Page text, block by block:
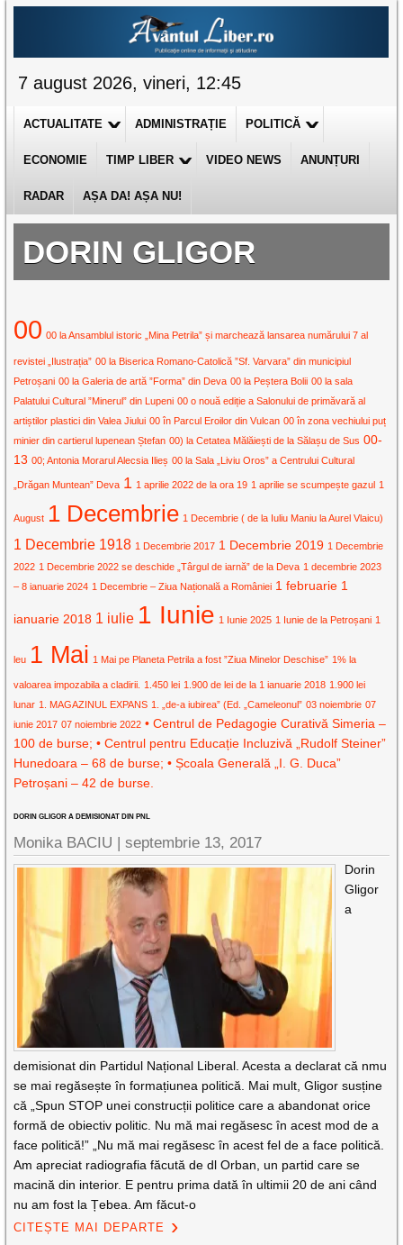
7 august 2026, vineri, 12:45
ACTUALITATE ADMINISTRAȚIE POLITICĂ
ECONOMIE TIMP LIBER VIDEO NEWS ANUNȚURI
RADAR AȘA DA! AȘA NU!
DORIN GLIGOR
00 00 la Ansamblul istoric „Mina Petrila” și marchează lansarea numărului 7 al
revistei „Ilustrația” 00 la Biserica Romano-Catolică ”Sf. Varvara” din municipiul
Petroșani 00 la Galeria de artă ”Forma” din Deva 00 la Peștera Bolii 00 la sala
Palatului Cultural ”Minerul” din Lupeni 00 o nouă ediție a Salonului de primăvară al
artiștilor plastici din Valea Jiului 00 în Parcul Eroilor din Vulcan 00 în zona vechiului puț
minier din cartierul lupenean Ștefan 00) la Cetatea Mălăiești de la Sălașu de Sus 00-
13 00; Antonia Morarul Alecsia Ilieș 00 la Sala „Liviu Oros” a Centrului Cultural
„Drăgan Muntean” Deva 1 1 aprilie 2022 de la ora 19 1 aprilie se scumpește gazul 1
August 1 Decembrie 1 Decembrie ( de la Iuliu Maniu la Aurel Vlaicu)
1 Decembrie 1918 1 Decembrie 2017 1 Decembrie 2019 1 Decembrie
2022 1 Decembrie 2022 se deschide „Târgul de iarnă” de la Deva 1 decembrie 2023
– 8 ianuarie 2024 1 Decembrie – Ziua Națională a României 1 februarie 1
ianuarie 2018 1 iulie 1 Iunie 1 Iunie 2025 1 Iunie de la Petroșani 1
leu 1 Mai 1 Mai pe Planeta Petrila a fost ”Ziua Minelor Deschise” 1% la
valoarea impozabila a cladirii. 1.450 lei 1.900 de lei de la 1 ianuarie 2018 1.900 lei
lunar 1. MAGAZINUL EXPANS 1. „de-a iubirea” (Ed. „Cameleonul” 03 noiembrie 07
iunie 2017 07 noiembrie 2022 • Centrul de Pedagogie Curativă Simeria –
100 de burse; • Centrul pentru Educație Incluzivă „Rudolf Steiner”
Hunedoara – 68 de burse; • Școala Generală „I. G. Duca”
Petroșani – 42 de burse.
DORIN GLIGOR A DEMISIONAT DIN PNL
Monika BACIU |septembrie 13, 2017
Dorin
Gligor
a
demisionat din Partidul Național Liberal. Acesta a declarat că nmu
se mai regăsește în formațiunea politică. Mai mult, Gligor susține
că „Spun STOP unei construcții politice care a abandonat orice
formă de obiectiv politic. Nu mă mai regăsesc în acest mod de a
face politică!” „Nu mă mai regăsesc în acest fel de a face politică.
Am apreciat radiografia făcută de dl Orban, un partid care se
macină din interior. E pentru prima dată în ultimii 20 de ani când
nu am fost la Țebea. Am făcut-o
CITEȘTE MAI DEPARTE